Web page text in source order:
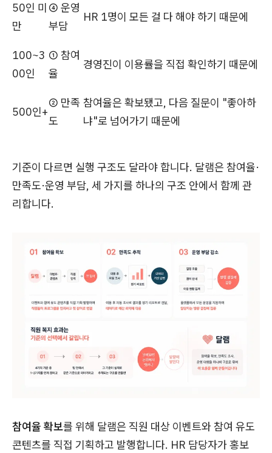
50인 미
만
④ 운영
부담
HR 1명이 모든 걸 다 해야 하기 때문에
100~3
00인
① 참여
율
경영진이 이용률을 직접 확인하기 때문에
500인+
② 만족
도
참여율은 확보됐고, 다음 질문이 "좋아하
냐"로 넘어가기 때문에
기준이 다르면 실행 구조도 달라야 합니다. 달램은 참여율·
만족도·운영 부담, 세 가지를 하나의 구조 안에서 함께 관
리합니다.
참여율 확보를 위해 달램은 직원 대상 이벤트와 참여 유도
콘텐츠를 직접 기획하고 발행합니다. HR 담당자가 홍보